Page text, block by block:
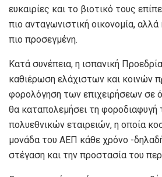
ευκαιρίες και το βιοτικό τους
πιο ανταγωνιστική οικονομία, αλλά
πιο προσεγμένη.
Κατά συνέπεια, η ισπανική
καθιέρωση ελάχιστων και κοινών
φορολόγηση των επιχειρήσεων σε
θα καταπολεμήσει τη
πολυεθνικών εταιρειών, η οποία
μονάδα του ΑΕΠ κάθε χρόνο -
στέγαση και την προστασία του